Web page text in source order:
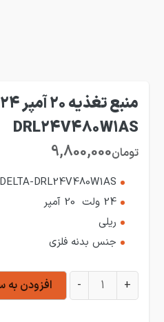
DRL24V480W1AS
تومان9,800,000
DELTA-DRL24V480W1AS
24 ولت 20 آمپر
ریلی
جنس بدنه فلزی
منبع تغذیه 20 آمپر 24 ولت ریلی دلتا مدل DRL24V480W1AS عدد
+
- افزودن به